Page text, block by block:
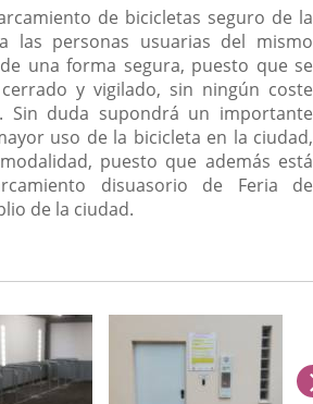
de bicicletas seguro de la
las personas usuarias del mismo
una forma segura, puesto que se
y vigilado, sin ningún coste
Sin duda supondrá un importante
uso de la bicicleta en la ciudad,
puesto que además está
disuasorio de Feria de
de la ciudad.